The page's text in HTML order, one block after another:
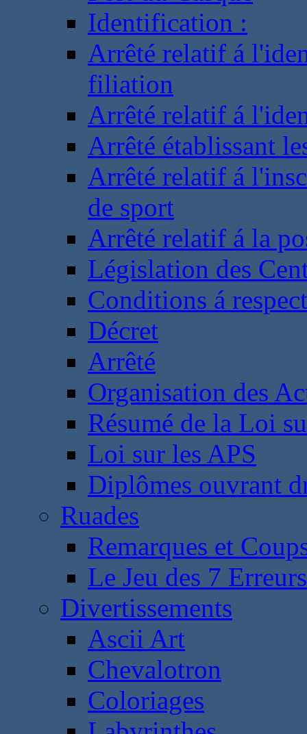
Identification :
Arrêté relatif á
filiation
Arrêté relatif á
Arrêté établissant
Arrêté relatif á
de sport
Arrêté relatif á la
Législation des
Conditions á
Décret
Arrêté
Organisation des
Résumé de la Loi
Loi sur les APS
Diplômes ouvrant
Ruades
Remarques et
Le Jeu des 7 Erreurs
Divertissements
Ascii Art
Chevalotron
Coloriages